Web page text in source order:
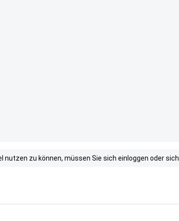
nutzen zu können, müssen Sie sich einloggen oder sich